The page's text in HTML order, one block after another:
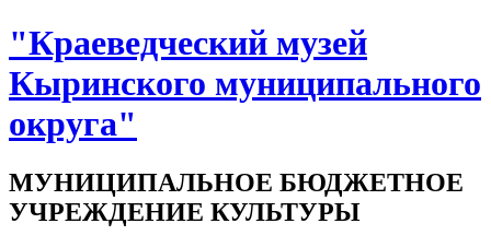
"Краеведческий музей
Кыринского муниципального
округа"
МУНИЦИПАЛЬНОЕ БЮДЖЕТНОЕ
УЧРЕЖДЕНИЕ КУЛЬТУРЫ